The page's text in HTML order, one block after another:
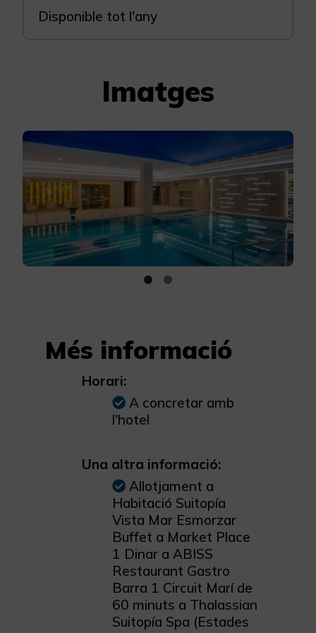
Disponible tot l'any
Imatges
Més informació
Horari:
A concretar amb
l'hotel
Una altra informació:
Allotjament a
Habitació Suitopía
Vista Mar Esmorzar
Buffet a Market Place
1 Dinar a ABISS
Restaurant Gastro
Barra 1 Circuit Marí de
60 minuts a Thalassian
Suitopía Spa (Estades